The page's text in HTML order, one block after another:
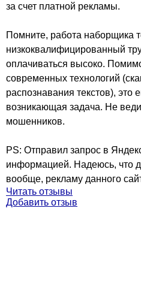
за счет платной рекламы.
Помните, работа наборщика
низкоквалифицированный
оплачиваться высоко.
современных технологий
распознавания текстов), это
возникающая задача. Не
мошенников.
PS: Отправил запрос в
информацией. Надеюсь, что
вообще, рекламу данного
Читать отзывы
Добавить отзыв